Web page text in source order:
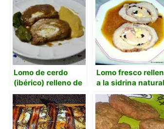
Lomo de cerdo
(ibérico) relleno de
jamón serrano,
queso y huevos.
Lomo fresco
a la sidrina natural